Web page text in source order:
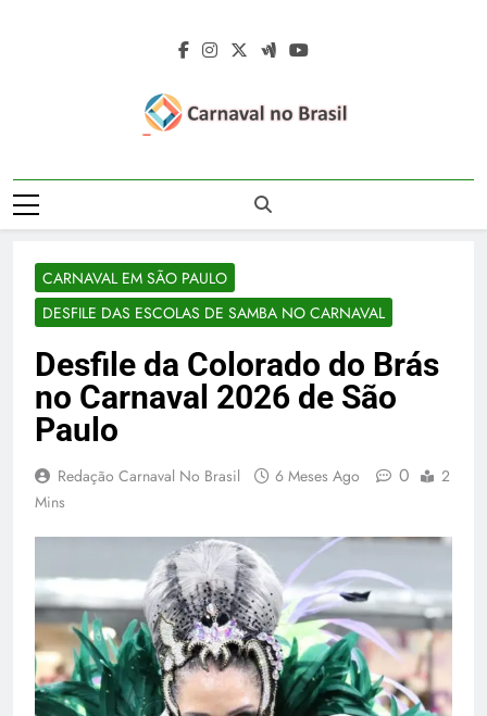
Carnaval No
Brasil 2027 –
Carnaval De Rua
2027 – Desfile
Das Escolas De
Samba
Rua 2027 – Desfile Das Escolas De
Samba – Fotos Carnaval 2026 – Blocos
Rainhas De Bateria – Famosos No
Carnaval
CARNAVAL EM SÃO PAULO
DESFILE DAS ESCOLAS DE SAMBA NO CARNAVAL
Desfile da Colorado do Brás
no Carnaval 2026 de São
Paulo
Redação Carnaval No Brasil 6 Meses Ago 0
2
Mins